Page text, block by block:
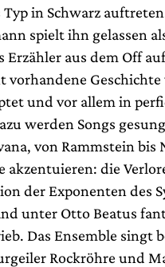
in Schwarz
spielt ihn gelassen
aus dem Off
vorhandene
und vor allem in
werden Songs
von Rammstein bis
akzentuieren: die
der Exponenten des
unter Otto Beatus
Das Ensemble singt
Rockröhre und